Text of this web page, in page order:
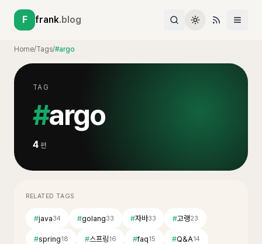
F frank.blog
Home/Tags/#argo
TAG
#argo
4 편
RELATED TAGS
#java34 #golang33 #자바33 #고랭23
#spring18 #스프링16 #faq15 #Q&A14